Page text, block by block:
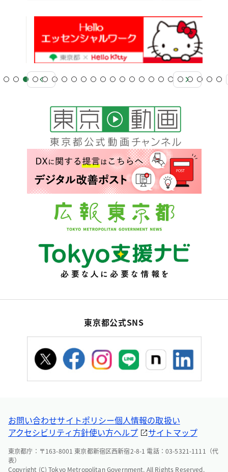
東京都公式SNS
お問い合わせサイトポリシー個人情報の取扱い
アクセシビリティ方針使い方ヘルプ サイトマップ
東京都庁：〒163-8001 東京都新宿区西新宿2-8-1 電話：03-5321-1111（代
表）
Copyright (C) Tokyo Metropolitan Government. All Rights Reserved.